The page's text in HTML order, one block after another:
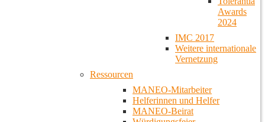
Awards
2024
IMC 2017
Weitere internationale
Vernetzung
Ressourcen
MANEO-Mitarbeiter
Helferinnen und Helfer
MANEO-Beirat